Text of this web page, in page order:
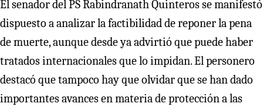
El senador del PS Rabindranath Quinteros se manifestó
dispuesto a analizar la factibilidad de reponer la pena
de muerte, aunque desde ya advirtió que puede haber
tratados internacionales que lo impidan. El personero
destacó que tampoco hay que olvidar que se han dado
importantes avances en materia de protección a las